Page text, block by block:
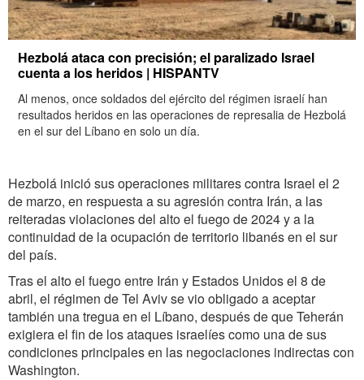
Hezbolá ataca con precisión; el paralizado Israel
cuenta a los heridos | HISPANTV
Al menos, once soldados del ejército del régimen israelí han
resultados heridos en las operaciones de represalia de Hezbolá
en el sur del Líbano en solo un día.
Hezbolá inició sus operaciones militares contra Israel el 2
de marzo, en respuesta a su agresión contra Irán, a las
reiteradas violaciones del alto el fuego de 2024 y a la
continuidad de la ocupación de territorio libanés en el sur
del país.
Tras el alto el fuego entre Irán y Estados Unidos el 8 de
abril, el régimen de Tel Aviv se vio obligado a aceptar
también una tregua en el Líbano, después de que Teherán
exigiera el fin de los ataques israelíes como una de sus
condiciones principales en las negociaciones indirectas con
Washington.